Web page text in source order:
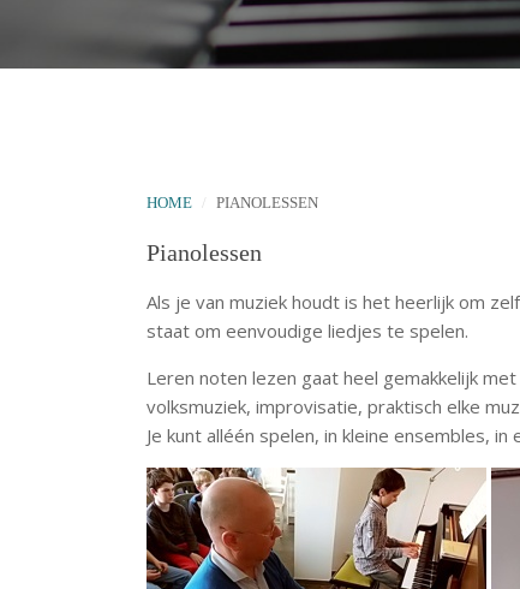
HOME PIANOLESSEN
Pianolessen
Als je van muziek houdt is het heerlijk om
staat om eenvoudige liedjes te spelen.
Leren noten lezen gaat heel gemakkelijk
volksmuziek, improvisatie, praktisch elke
Je kunt alléén spelen, in kleine ensembles,